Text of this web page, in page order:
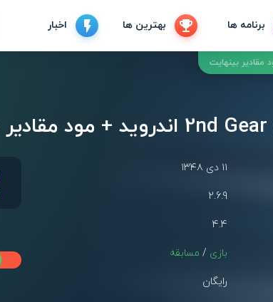
برنامه ها بهترین ها اخبار
۱۱ دی ۱۳۴۸
2.6.9
4.4
بازی / مسابقه
رایگان